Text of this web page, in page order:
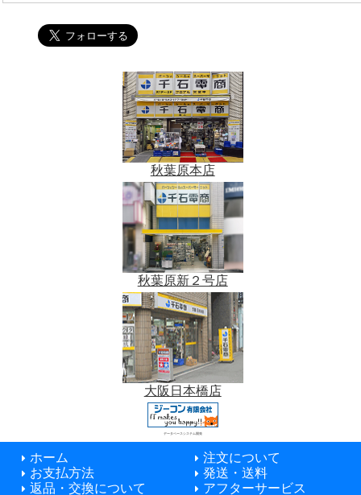
秋葉原本店
秋葉原新２号店
大阪日本橋店
データベースシステム開発
ホーム
注文について
お支払方法
発送・送料
返品・交換について
アフターサービス